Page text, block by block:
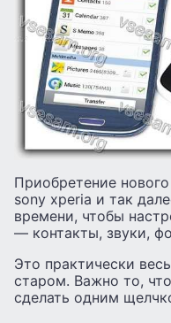
Приобретение
sony xperia и так
времени, чтобы
— контакты, звуки,
Это практически
старом. Важно то,
сделать одним